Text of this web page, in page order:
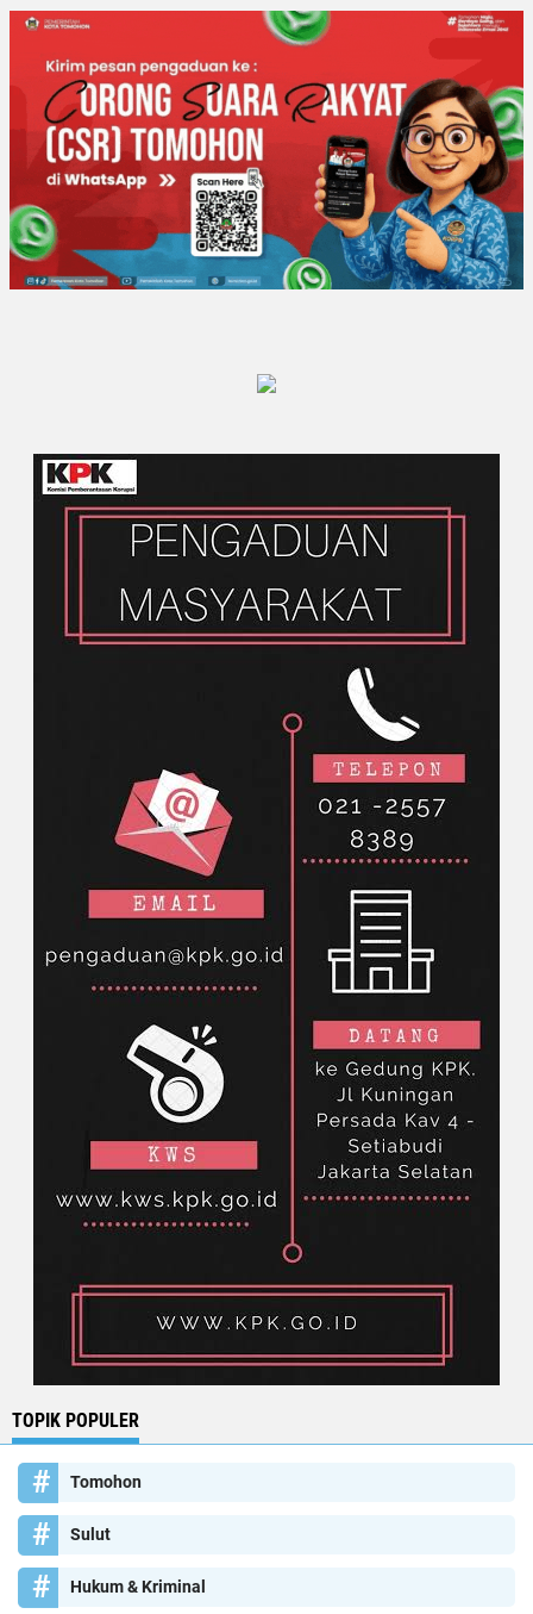
TOPIK POPULER
Tomohon
Sulut
Hukum & Kriminal